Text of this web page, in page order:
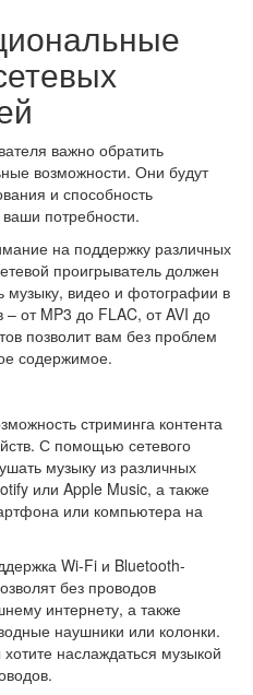
важно обратить
возможности. Они будут
и способность
потребности.
на поддержку различных
проигрыватель должен
музыку, видео и фотографии в
от MP3 до FLAC, от AVI до
позволит вам без проблем
содержимое.
стриминга контента
С помощью сетевого
музыку из различных
или Apple Music, а также
или компьютера на
Wi-Fi и Bluetooth-
без проводов
интернету, а также
наушники или колонки.
наслаждаться музыкой